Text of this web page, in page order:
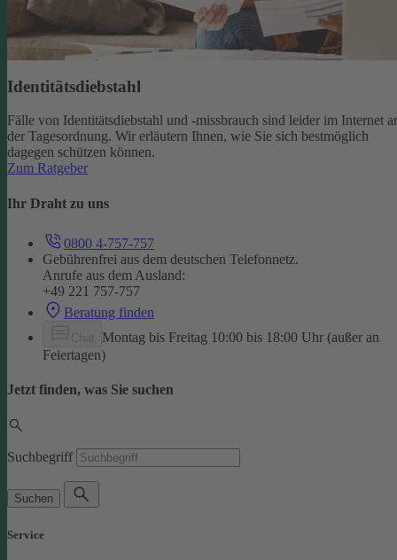
Identitätsdiebstahl
Fälle von Identitätsdiebstahl und -missbrauch sind leider im Internet
der Tagesordnung. Wir erläutern Ihnen, wie Sie sich bestmöglich
dagegen schützen können.
Zum Ratgeber
Ihr Draht zu uns
0800 4-757-757
Gebührenfrei aus dem deutschen Telefonnetz.
Anrufe aus dem Ausland:
+49 221 757-757
Beratung finden
Montag bis Freitag 10:00 bis 18:00 Uhr (außer an
Feiertagen)
Jetzt finden, was Sie suchen
Suchbegriff
Suchen
Service